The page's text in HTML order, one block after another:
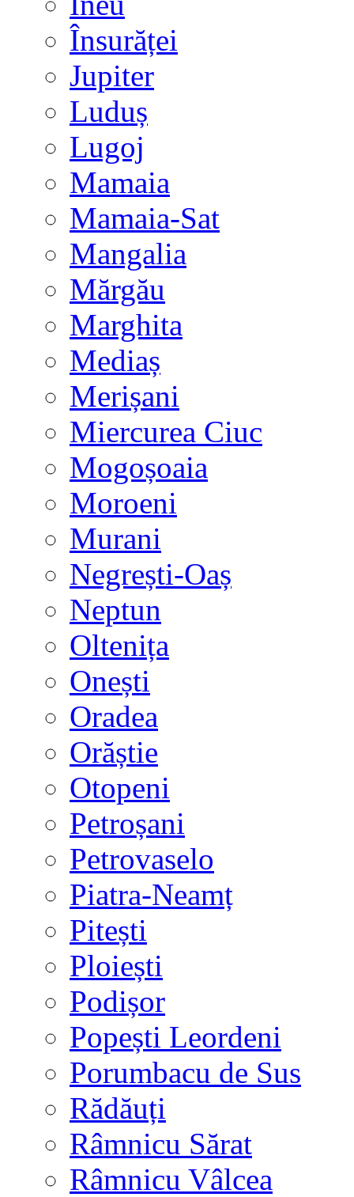
Însurăței
Jupiter
Luduș
Lugoj
Mamaia
Mamaia-Sat
Mangalia
Mărgău
Marghita
Mediaș
Merișani
Miercurea Ciuc
Mogoșoaia
Moroeni
Murani
Negrești-Oaș
Neptun
Oltenița
Onești
Oradea
Orăștie
Otopeni
Petroșani
Petrovaselo
Piatra-Neamț
Pitești
Ploiești
Podișor
Popești Leordeni
Porumbacu de Sus
Rădăuți
Râmnicu Sărat
Râmnicu Vâlcea